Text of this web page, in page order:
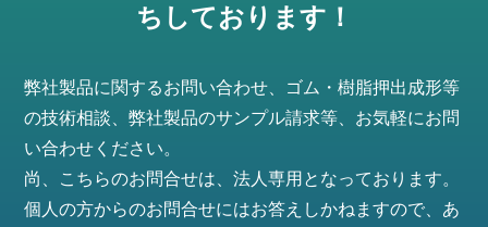
ちしております！
弊社製品に関するお問い合わせ、ゴム・樹脂押出成形等
の技術相談、弊社製品のサンプル請求等、お気軽にお問
い合わせください。
尚、こちらのお問合せは、法人専用となっております。
個人の方からのお問合せにはお答えしかねますので、あ